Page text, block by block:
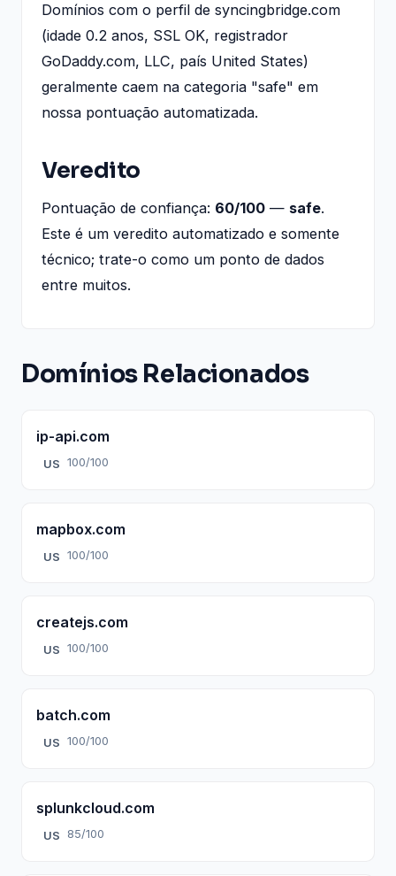
Domínios com o perfil de syncingbridge.com
(idade 0.2 anos, SSL OK, registrador
GoDaddy.com, LLC, país United States)
geralmente caem na categoria "safe" em
nossa pontuação automatizada.
Veredito
Pontuação de confiança: 60/100 — safe.
Este é um veredito automatizado e somente
técnico; trate-o como um ponto de dados
entre muitos.
Domínios Relacionados
ip-api.com
US 100/100
mapbox.com
US 100/100
createjs.com
US 100/100
batch.com
US 100/100
splunkcloud.com
US 85/100